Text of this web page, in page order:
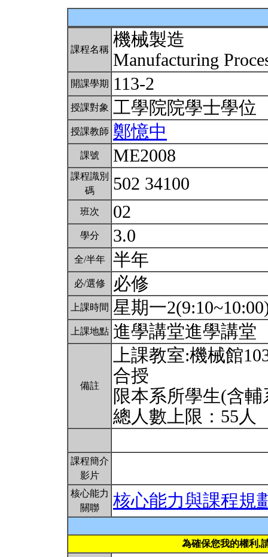
課程名稱 機械製造
Manufacturing
開課學期 113-2
授課對象 工學院院學士學位
授課教師 鄭憶中
課號 ME2008
課程識別
碼
502 34100
班次 02
學分 3.0
全/半年 半年
必/選修 必修
上課時間 星期一
上課地點 進學講堂進學講堂
備註
上課教室:機械館
合授
限本系所學生(含
總人數上限：55人
課程簡介
影片
核心能力
關聯
核心能力與課程規
為確保您我的權利,